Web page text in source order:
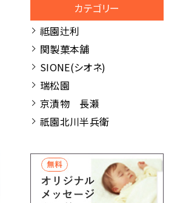
カテゴリー
祗園辻利
関製菓本舗
SIONE(シオネ)
瑞松園
京漬物 長瀬
祇園北川半兵衛